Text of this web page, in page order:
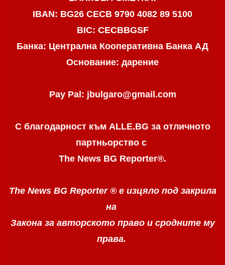
IBAN: BG26 CECB 9790 4082 89 5100
BIC: CECBBGSF
Банка: Централна Кооперативна Банка АД
Основание: дарение
Pay Pal: jbulgaro@gmail.com
С благодарност към ALLE.BG за отличното
партньорство с
The News BG Reporter®.
The News BG Reporter ® е изцяло под закрила
на
Закона за авторското право и сродните му
права.